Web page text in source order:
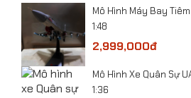
Mô Hình Máy Bay
1:48
2,999,000đ
Mô Hình Xe Quân Sự
1:36